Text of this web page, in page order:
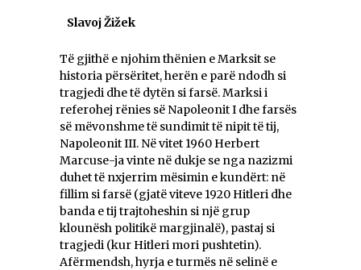
Slavoj Žižek
Të gjithë e njohim thënien e Marksit se
historia përsëritet, herën e parë ndodh si
tragjedi dhe të dytën si farsë. Marksi i
referohej rënies së Napoleonit I dhe farsës
së mëvonshme të sundimit të nipit të tij,
Napoleonit III. Në vitet 1960 Herbert
Marcuse-ja vinte në dukje se nga nazizmi
duhet të nxjerrim mësimin e kundërt: në
fillim si farsë (gjatë viteve 1920 Hitleri dhe
banda e tij trajtoheshin si një grup
klounësh politikë margjinalë), pastaj si
tragjedi (kur Hitleri mori pushtetin).
Afërmendsh, hyrja e turmës në selinë e